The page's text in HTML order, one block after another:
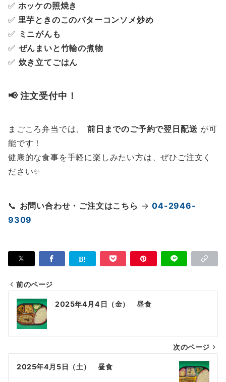
✅ ホッケの照焼き
✅ 里芋ときのこのバターコンソメ炒め
✅ ミニがんも
✅ ぜんまいと竹輪の煮物
✅ 炊き立てごはん
📢 注文受付中！
まごころ弁当では、 前日までのご予約で翌日配送 が可
能です！
健康的な食事を手軽に楽しみたい方は、ぜひご注文く
ださい✨
📞 お問い合わせ・ご注文はこちら →04-2946-
9309
投
稿
ナ
ビ
ゲ
前のページ
2025年4月4日（金） 昼食
次のページ
2025年4月5日（土） 昼食